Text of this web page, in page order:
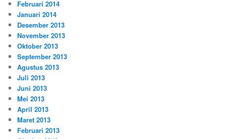
Februari 2014
Januari 2014
Desember 2013
November 2013
Oktober 2013
September 2013
Agustus 2013
Juli 2013
Juni 2013
Mei 2013
April 2013
Maret 2013
Februari 2013